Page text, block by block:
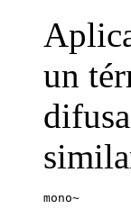
un
mono~